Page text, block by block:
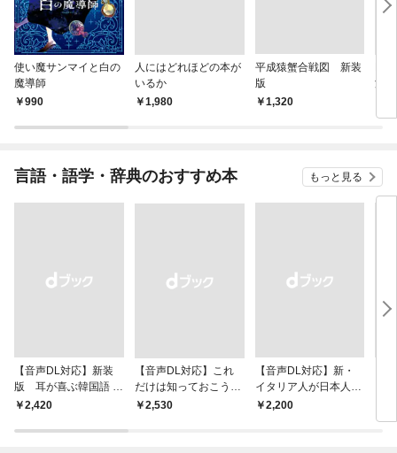
使い魔サンマイと白の
魔導師
990
人にはどれほどの本が
いるか
￥1,980
平成猿蟹合戦図 新装
版
￥1,320
涯て
言語・語学・辞典のおすすめ本 もっと見る
【音声DL対応】新装
版 耳が喜ぶ韓国語 リ
スニング体得トレーニ
￥2,420
【音声DL対応】これ
だけは知っておこう！
新装版 会話と作文に
￥2,530
【音声DL対応】新・
イタリア人が日本人に
よく聞く100の質問
￥2,200